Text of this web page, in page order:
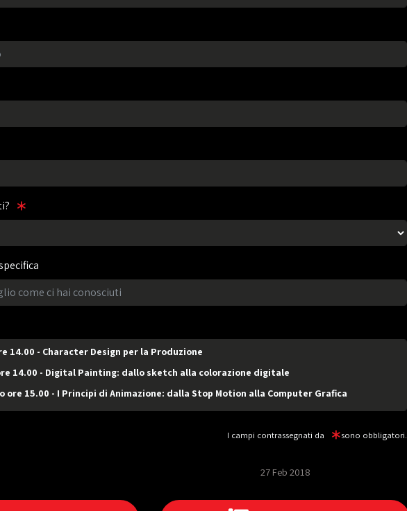
14.00 - Character Design per la Produzione
14.00 - Digital Painting: dallo sketch alla colorazione digitale
ore 15.00 - I Principi di Animazione: dalla Stop Motion alla Computer Grafica
I campi contrassegnati da sono obbligatori.
27 Feb 2018